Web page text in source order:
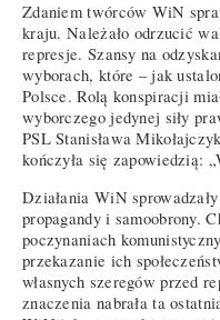
Zdaniem twórców WiN
kraju. Należało odrzucić
represje. Szansy na
wyborach, które – jak
Polsce. Rolą konspiracji
wyborczego jedynej siły
PSL Stanisława
kończyła się zapowiedzią:
Działania WiN
propagandy i samoobrony.
poczynaniach
przekazanie ich
własnych szeregów przed
znaczenia nabrała ta